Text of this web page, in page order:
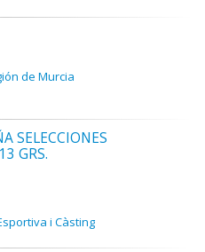
de Murcia
SELECCIONES
GRS.
i Càsting